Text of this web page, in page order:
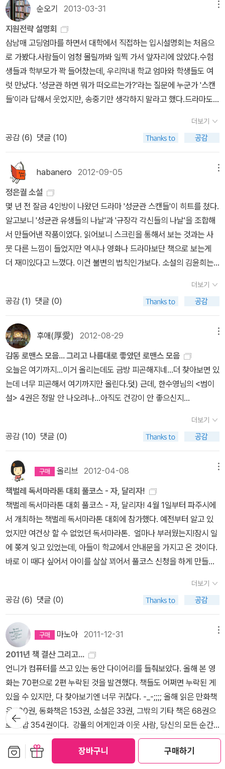
장바구니 구매하기
시 읽고 싶은 드라마죠, 정은궐님 새책은 언제쯤 나오려나
요?
순오기 2013-03-31
지원전략 설명회
삼남매 고딩엄마를 하면서 대학에서 직접하는 입시설명회는 처음으
로 가봤다.사람들이 엄청 몰릴까봐 일찍 가서 앞자리에 앉았다.수험
생들과 학부모가 꽉 들어찼는데, 우리막내 학교 엄마와 학생들도 여
럿 만났다. '성균관 하면 뭐가 떠오르는가?'라는 질문에 누군가 '스캔
들'이라 답해서 웃었지만, 송중기만 생각하지 말라고 했다.드라마도
로 입학 때보다 졸업할 때 더 만족도가 높은 학교라고 설명했다.특히
마지막 이카루스의 날개를 보여주며'밀랍을 녹이는 태양이 아니라 끝
까지 날아오를 수 있는 기회를 주는 성균관'이라는 말이 인상적이었
다. 오늘 광주에서 열린 성균관대학교 지원전략 설명회는 전국순
회 막바지 3회가 남았다.4월 5일 금요일 19시 원주 인터불고호텔4
월 6일 토요일 14시 창원 컨벤션센터4월 7일 일요일 14시 서울 잠
실학생체육관 다음 일요일인 4월 7일 광주 김대중 컨벤션센터 4층,
오후 2시에 중앙대학교 설명회가 있다.지원전략 설명회에 참여해보
니 자극도 되고, 새롭게 알게 되는 것도 있어 도움이 되었다.관심 있는
학부모나 학생들도 설명을 들으면 좋을 것 같다.수능 D-221, 수험생
들 모두 열공!! 기숙사에 있는 고3 막내는 성대 설명회에 갔었는
지 궁금해하며 문제집이 필요하다 문자를 보내왔다. 오늘 주문하는
더보기
공감 (6) 댓글 (10)
habanero 2012-09-05
정은궐 소설
몇 년 전 잘금 4인방이 나왔던 드라마 '성균관 스캔들'이 히트를 쳤다.
알고보니 '성균관 유생들의 나날'과 '규장각 각신들의 나날'을 조합해
서 만들어낸 작품이였다. 읽어보니 스크린을 통해서 보는 것과는 사
뭇 다른 느낌이 들었지만 역시나 영화나 드라마보단 책으로 보는게
더 재미있다고 느꼈다. 이건 불변의 법칙인가보다. 소설의 김윤희는
고 이선준은 티비에서보다 더 무게감있고, 신중하고, 멋있는 것 같았
다. 소설에 있는 걸오가 더 귀여웠던 반면 티비에서는 여림이 더 귀여
웠다는게 반전이였다. 작가 정은궐의 다른 작품이 이 후 '해를 품은
달'이라는 드라마로 나오기도 했다. 책으로 읽었을땐 이런 악질 캐릭
터가 있을까 싶었는데, 드라마에선 조금은 안타깝게 느껴진 점이 의
외다. 워낙 귀신같은 걸 싫어하는 입장에선 책 읽기가 편했다. 검은 구
름이 뭉게뭉게 나오는 장면이 웃길수도 있는데, 나한텐 섬찟했다. (아
직 클려면 멀었다) 이 외의 작품은 뭐가 있을까 싶어서 찾아 봤더니,
그녀는 한 때 블루 플라워라는 필명으로 인터넷 로맨스 소설을 연재
했었다. '그녀의 맞선 보고서'는 책으로 발매되었고, 이 것도 나름 재
밌는 로맨스 소설이다. 까칠하고 터프한 그녀에게 미스테리한 남자가
녀의 글만큼 재미있는 것들은 아직 못 찾아봤다.
더보기
공감 (1) 댓글 (0)
후애(厚愛) 2012-08-29
감동 로맨스 모음... 그리고 나름대로 좋았던 로맨스 모음
오늘은 여기까지...이거 올리는데도 금방 피곤해지네...더 찾아보면 있
는데 너무 피곤해서 여기까지만 올린다.덧) 근데, 한수영님의 <범이
설> 4권은 정말 안 나오려나...아직도 건강이 안 좋으신지...
더보기
공감 (10) 댓글 (0)
올리브 2012-04-08
책벌레 독서마라톤 대회 풀코스 - 자, 달리자!
책벌레 독서마라톤 대회 풀코스 - 자, 달리자! 4월 1일부터 파주시에
서 개최하는 책벌레 독서마라톤 대회에 참가했다. 예전부터 알고 있
었지만 여건상 할 수 없었던 독서마라톤. 얼마나 부러웠는지!잠시 일
에 쫒겨 잊고 있었는데, 아들이 학교에서 안내문을 가지고 온 것이다.
바로 이 때다 싶어서 아이를 살살 꾀어서 풀코스 신청을 하게 만들고
서기록장도 받아왔다. 더불어 어디로 갔는지 찾지 못하던 도서관 카
드도 재발급받고 책도 5권이나 빌려왔다. 알라딘에서 주문한 책이랑
도서관에서 빌려온 책이랑 산더미같이 쌓여있지만 책이 있어서 행복
하다. 그동안 읽고 싶었던 에세이랑 소설책도 읽고, 우리 아이 눈높이
에 알맞는 동화책도 함께 읽으면서 열심히 차근차근 독서기록장에 써
야겠다. 더불어 그동안 게으름폈던 리뷰 역시 꼼꼼하게 작성해야지!
사우스포 킬러 미즈하라 슈사쿠 지음, 이기웅 옮김 / 포레 / 2012년
3월 야구 미스테리 소설이라고 해서 덥썩 구입했는데, 이제 반정
도 읽었다. 조금씩 범인이 누구인지 알 것 같은데, 아직은 확실하게 알
수 없다. 야구에 대한 스토리라 마음에 쏙 든다. 우리나라 야구선수들
을 모델로 해서 멋진 야구소설이 하나 나왔으면 좋겠다. 어제 프로야
구 개막부터 오늘 경기까지 어이없이 진 게임을 생생한 텔레비전 중
계로 보고나니 허탈하다. 우리 아이랑 옆에서 보면서 나중에 야구장
더보기
공감 (6) 댓글 (0)
마노아2011-12-31
2011년 책 결산 그리고...
언니가 컴퓨터를 쓰고 있는 동안 다이어리를 들춰보았다. 올해 본 영
화는 70편으로 2편 누락된 것을 발견했다. 책들도 어쩌면 누락된 게
있을 수 있지만, 다 찾아보기엔 너무 귀찮다. -_-;;;; 올해 읽은 만화책
은 100권, 동화책은 153권, 소설은 33권, 그밖의 기타 책은 68권으
로 도합 354권이다. 강풀의 어게인과 이웃 사람, 당신의 모든 순간
은 올 한 해 나의 눈물을 쏙 뺐다. 그는 종합 예술가다. 항상 완결되고
나서 책이 한꺼번에 출간되었는데 어찌 된 일인지 '조명 가게'만은 1
권만 먼저 출간되었다. 궁금하지만 완결되면 보리라. 마르크 앙투안
더보기
댓글 (6)
뒤로가
기